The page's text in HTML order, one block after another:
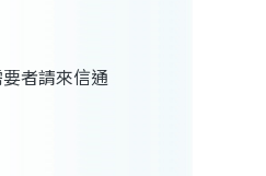
者請來信通